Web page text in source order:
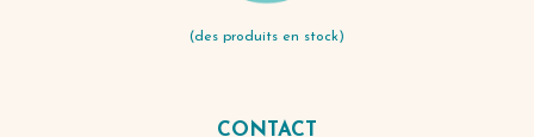
(des produits en stock)
CONTACT